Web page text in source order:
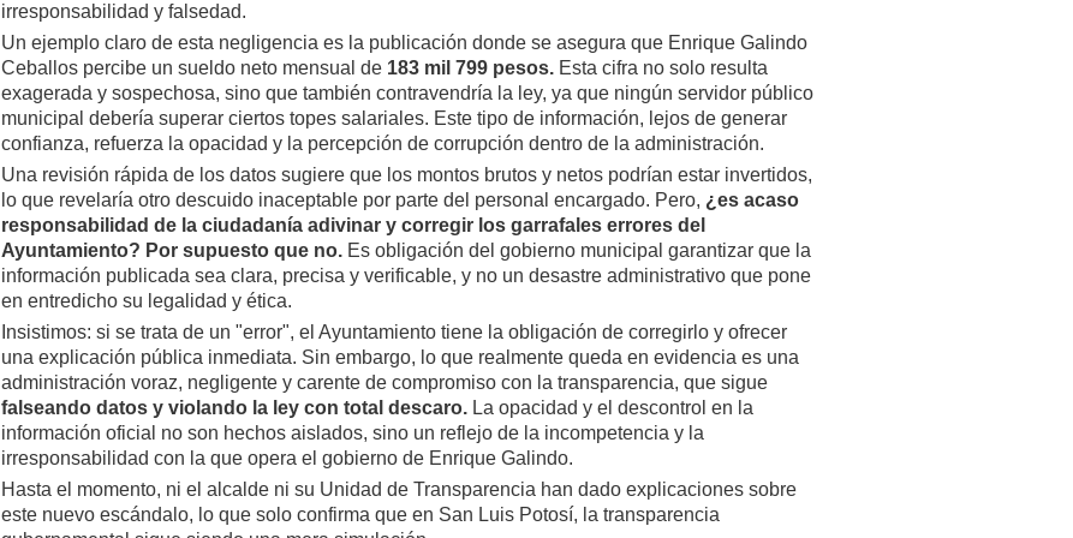
irresponsabilidad y falsedad.
Un ejemplo claro de esta negligencia es la publicación donde se asegura que Enrique Galindo
Ceballos percibe un sueldo neto mensual de 183 mil 799 pesos. Esta cifra no solo resulta
exagerada y sospechosa, sino que también contravendría la ley, ya que ningún servidor público
municipal debería superar ciertos topes salariales. Este tipo de información, lejos de generar
confianza, refuerza la opacidad y la percepción de corrupción dentro de la administración.
Una revisión rápida de los datos sugiere que los montos brutos y netos podrían estar invertidos,
lo que revelaría otro descuido inaceptable por parte del personal encargado. Pero, ¿es acaso
responsabilidad de la ciudadanía adivinar y corregir los garrafales errores del
Ayuntamiento? Por supuesto que no. Es obligación del gobierno municipal garantizar que la
información publicada sea clara, precisa y verificable, y no un desastre administrativo que pone
en entredicho su legalidad y ética.
Insistimos: si se trata de un "error", el Ayuntamiento tiene la obligación de corregirlo y ofrecer
una explicación pública inmediata. Sin embargo, lo que realmente queda en evidencia es una
administración voraz, negligente y carente de compromiso con la transparencia, que sigue
falseando datos y violando la ley con total descaro. La opacidad y el descontrol en la
información oficial no son hechos aislados, sino un reflejo de la incompetencia y la
irresponsabilidad con la que opera el gobierno de Enrique Galindo.
Hasta el momento, ni el alcalde ni su Unidad de Transparencia han dado explicaciones sobre
este nuevo escándalo, lo que solo confirma que en San Luis Potosí, la transparencia